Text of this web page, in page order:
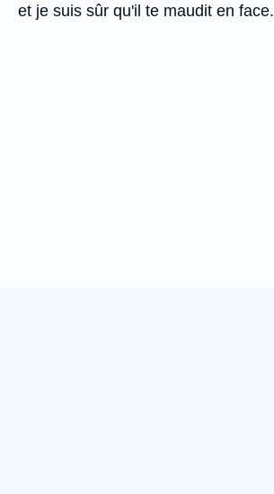
et je suis sûr qu'il te maudit en face.